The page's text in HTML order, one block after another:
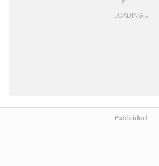
LOADING...
Publicidad